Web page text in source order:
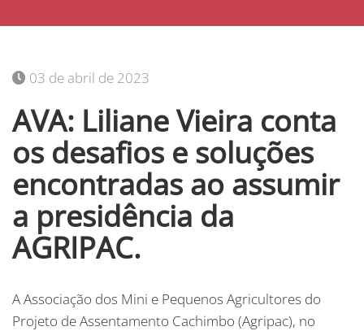
03 de abril de 2023
AVA: Liliane Vieira conta
os desafios e soluções
encontradas ao assumir
a presidência da
AGRIPAC.
A Associação dos Mini e Pequenos Agricultores do
Projeto de Assentamento Cachimbo (Agripac), no